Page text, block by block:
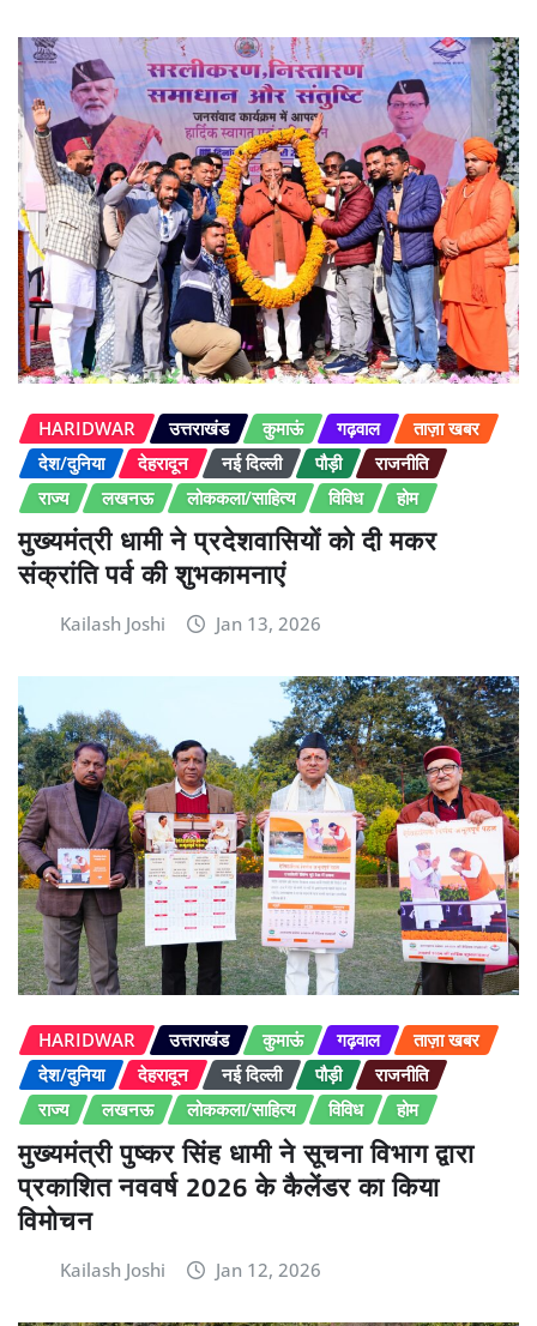
HARIDWAR उत्तराखंड कुमाऊं गढ़वाल
ताज़ा खबर
देश/दुनिया
देहरादून नई दिल्ली पौड़ी
राजनीति
राज्य
लखनऊ लोककला/साहित्य विविध होम
मुख्यमंत्री धामी ने प्रदेशवासियों को दी मकर
संक्रांति पर्व की शुभकामनाएं
Kailash Joshi Jan 13, 2026
HARIDWAR उत्तराखंड कुमाऊं गढ़वाल
ताज़ा खबर
देश/दुनिया
देहरादून नई दिल्ली पौड़ी
राजनीति
राज्य
लखनऊ लोककला/साहित्य विविध होम
मुख्यमंत्री पुष्कर सिंह धामी ने सूचना विभाग द्वारा
प्रकाशित नववर्ष 2026 के कैलेंडर का किया
विमोचन
Kailash Joshi Jan 12, 2026